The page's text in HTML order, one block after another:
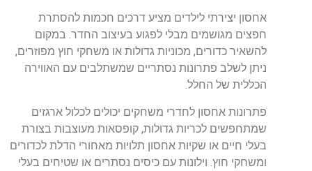
אחסון יצירתי לילדים מציע דרכים חכמות להסתרת
חפצים מגושמים מבלי לפגוע בעיצוב החדר. במקום
להשאיר כדורים, מכוניות גדולות או משחקי חוץ מפוזרים,
ניתן לשלב פתרונות נסתריים שמשתלבים עם האווירה
הכללית של החלל.
פתרונות אחסון לחדרי משחקים יכולים לכלול ארגזים
שמתחפשים לכריות גדולות, קופסאות מעוצבות בצורת
בעלי חיים או שקיות אחסון תלויות מאחורי הדלת לכדורים
ומשחקי חוץ. וילונות עם כיסים נסתרים או שטיחים בעלי